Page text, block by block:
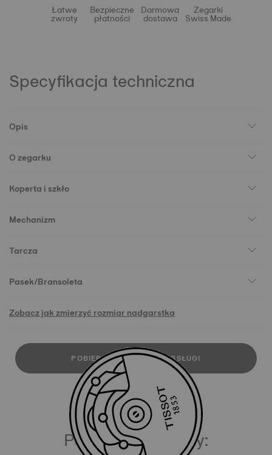
Łatwe
zwroty
Bezpieczne
płatności
Darmowa
dostawa
Zegarki
Swiss Made
Specyfikacja techniczna
Opis
O zegarku
Koperta i szkło
Mechanizm
Tarcza
Pasek/Bransoleta
Zobacz jak zmierzyć rozmiar nadgarstka
POBIERZ INSTRUKCJĘ OBSŁUGI
Podobne produkty: